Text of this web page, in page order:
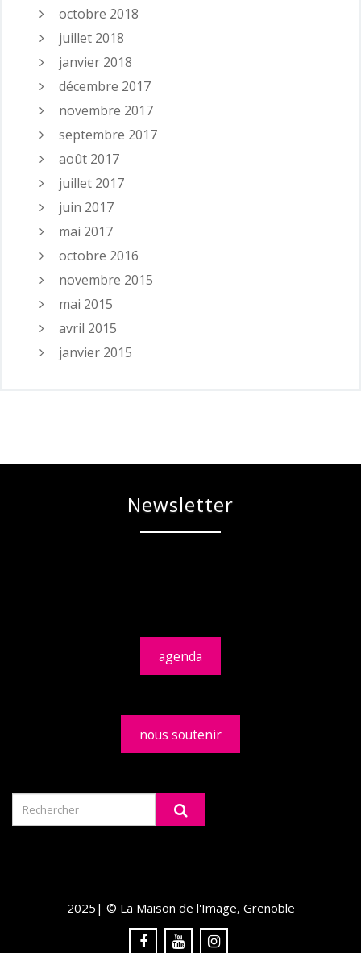
octobre 2018
juillet 2018
janvier 2018
décembre 2017
novembre 2017
septembre 2017
août 2017
juillet 2017
juin 2017
mai 2017
octobre 2016
novembre 2015
mai 2015
avril 2015
janvier 2015
Newsletter
agenda
nous soutenir
2025| © La Maison de l'Image, Grenoble